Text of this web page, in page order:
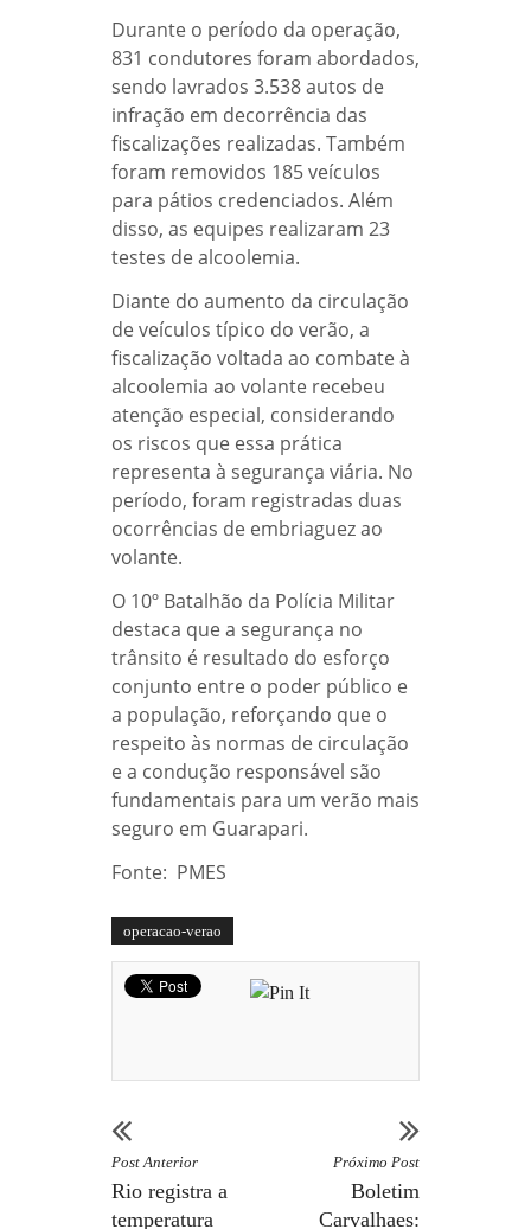
Durante o período da operação,
831 condutores foram abordados,
sendo lavrados 3.538 autos de
infração em decorrência das
fiscalizações realizadas. Também
foram removidos 185 veículos
para pátios credenciados. Além
disso, as equipes realizaram 23
testes de alcoolemia.
Diante do aumento da circulação
de veículos típico do verão, a
fiscalização voltada ao combate à
alcoolemia ao volante recebeu
atenção especial, considerando
os riscos que essa prática
representa à segurança viária. No
período, foram registradas duas
ocorrências de embriaguez ao
volante.
O 10º Batalhão da Polícia Militar
destaca que a segurança no
trânsito é resultado do esforço
conjunto entre o poder público e
a população, reforçando que o
respeito às normas de circulação
e a condução responsável são
fundamentais para um verão mais
seguro em Guarapari.
Fonte: PMES
operacao-verao
Post Anterior
Rio registra a
temperatura
Próximo Post
Boletim
Carvalhaes: